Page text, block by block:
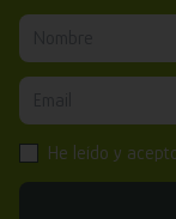
He leído y